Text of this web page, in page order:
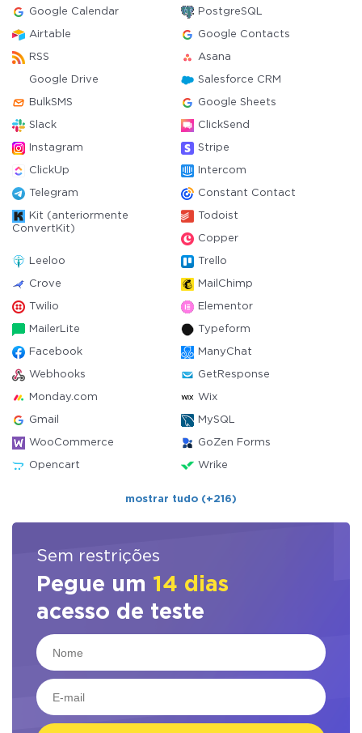
Google Calendar PostgreSQL
Airtable Google Contacts
RSS Asana
Google Drive Salesforce CRM
BulkSMS Google Sheets
Slack ClickSend
Instagram Stripe
ClickUp Intercom
Telegram Constant Contact
Kit (anteriormente
ConvertKit)
Todoist
Copper
Leeloo Trello
Crove MailChimp
Twilio Elementor
MailerLite Typeform
Facebook ManyChat
Webhooks GetResponse
Monday.com Wix
Gmail MySQL
WooCommerce GoZen Forms
Opencart Wrike
mostrar tudo (+216)
Sem restrições
Pegue um 14 dias
acesso de teste